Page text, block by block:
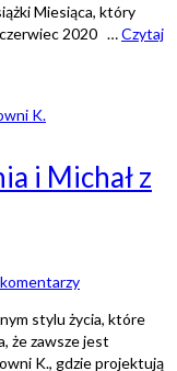
Miesiąca, który
czerwiec 2020 …Czytaj
i Michał z
stylu życia, które
że zawsze jest
K., gdzie projektują